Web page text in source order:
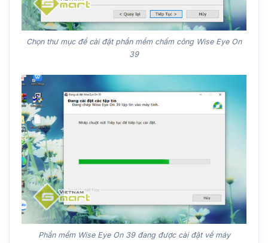
Chọn thư mục để cài đặt phần mềm chấm công Wise Eye On
39
Phần mềm Wise Eye On 39 đang được cài đặt về máy